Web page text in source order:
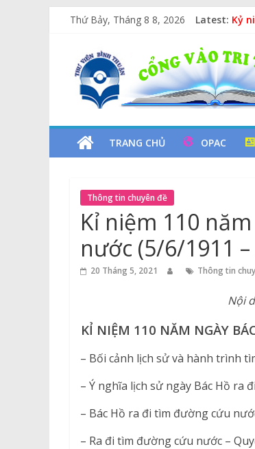
Thứ Bảy, Tháng 8 8, 2026 Latest: Kỷ
Các
Vịt
Lan
Thư
Viện
Tỉnh
Bình
Thuận
Cổng
Vào
Tri
TRANG CHỦ OPAC
Thông tin chuyên đề
Kỉ niệm 110
nước (5/6/1911
20 Tháng 5, 2021 Thông tin
Nội
KỈ NIỆM 110 NĂM NGÀY
– Bối cảnh lịch sử và hành trình
– Ý nghĩa lịch sử ngày Bác Hồ ra
– Bác Hồ ra đi tìm đường cứu
– Ra đi tìm đường cứu nước –